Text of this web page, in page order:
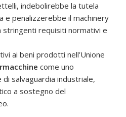
indebolirebbe la tutela
e penalizzerebbe il machinery
requisiti normativi e
ai beni prodotti nell’Unione
come uno
salvaguardia industriale,
a sostegno del